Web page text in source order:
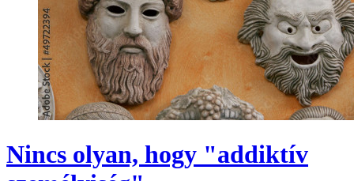
Nincs olyan, hogy "addiktív